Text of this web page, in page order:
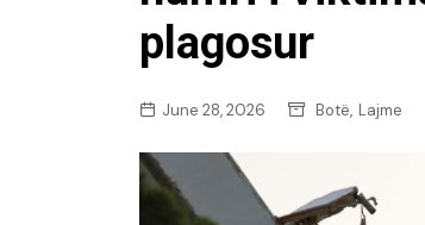
BOTË
plagosur
June 28, 2026 Botë, Lajme